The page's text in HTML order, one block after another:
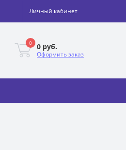
Личный кабинет
0 0 руб.
Оформить заказ